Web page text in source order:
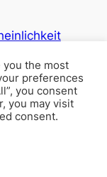
die
you the most
preferences
you consent
you may visit
consent.